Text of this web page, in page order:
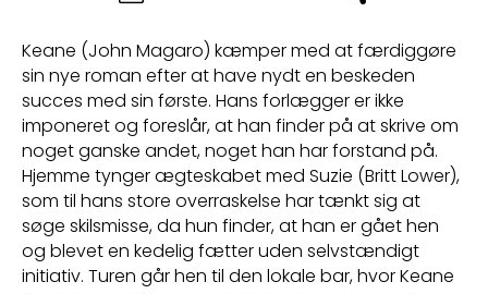
Keane (John Magaro) kæmper med at færdiggøre
sin nye roman efter at have nydt en beskeden
succes med sin første. Hans forlægger er ikke
imponeret og foreslår, at han finder på at skrive om
noget ganske andet, noget han har forstand på.
Hjemme tynger ægteskabet med Suzie (Britt Lower),
som til hans store overraskelse har tænkt sig at
søge skilsmisse, da hun finder, at han er gået hen
og blevet en kedelig fætter uden selvstændigt
initiativ. Turen går hen til den lokale bar, hvor Keane